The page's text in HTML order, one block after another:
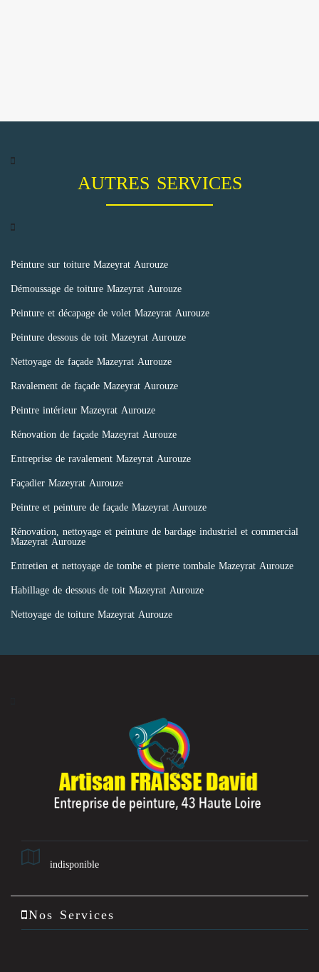
AUTRES SERVICES
Peinture sur toiture Mazeyrat Aurouze
Démoussage de toiture Mazeyrat Aurouze
Peinture et décapage de volet Mazeyrat Aurouze
Peinture dessous de toit Mazeyrat Aurouze
Nettoyage de façade Mazeyrat Aurouze
Ravalement de façade Mazeyrat Aurouze
Peintre intérieur Mazeyrat Aurouze
Rénovation de façade Mazeyrat Aurouze
Entreprise de ravalement Mazeyrat Aurouze
Façadier Mazeyrat Aurouze
Peintre et peinture de façade Mazeyrat Aurouze
Rénovation, nettoyage et peinture de bardage industriel et commercial
Mazeyrat Aurouze
Entretien et nettoyage de tombe et pierre tombale Mazeyrat Aurouze
Habillage de dessous de toit Mazeyrat Aurouze
Nettoyage de toiture Mazeyrat Aurouze
indisponible
Nos Services